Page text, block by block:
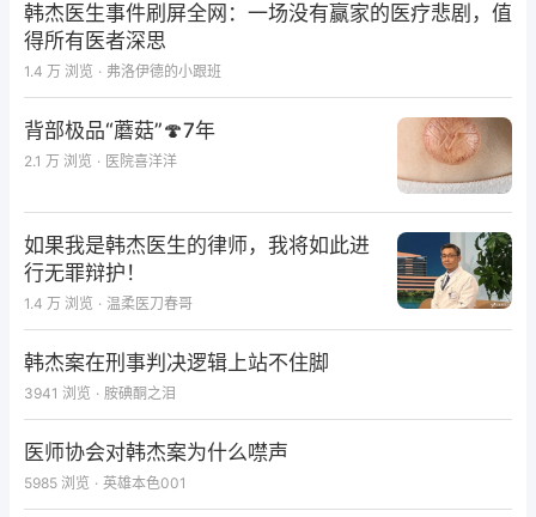
韩杰医生事件刷屏全网：一场没有赢家的医疗悲剧，值
得所有医者深思
1.4 万 浏览 · 弗洛伊德的小跟班
背部极品“蘑菇”🍄7年
2.1 万 浏览 · 医院喜洋洋
如果我是韩杰医生的律师，我将如此进
行无罪辩护！
1.4 万 浏览 · 温柔医刀春哥
韩杰案在刑事判决逻辑上站不住脚
3941 浏览 · 胺碘酮之泪
医师协会对韩杰案为什么噤声
5985 浏览 · 英雄本色001